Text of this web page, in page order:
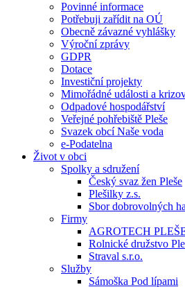
Povinné informace
Potřebuji zařídit na OÚ
Obecně závazné vyhlášky
Výroční zprávy
GDPR
Dotace
Investiční projekty
Mimořádné události a
Odpadové hospodářství
Veřejné pohřebiště Pleše
Svazek obcí Naše voda
e-Podatelna
Život v obci
Spolky a sdružení
Český svaz žen Pleše
Plešilky z.s.
Sbor dobrovolných
Firmy
AGROTECH
Rolnické družstvo
Straval s.r.o.
Služby
Sámoška Pod lípami